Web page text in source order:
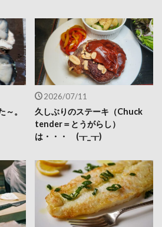
～。
2026/07/11
久しぶりのステーキ（Chuck
tender＝とうがらし）
は・・・ (┰_┰)